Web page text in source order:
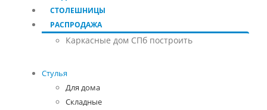
СТОЛЕШНИЦЫ
РАСПРОДАЖА
Каркасные дом СПб построить
Стулья
Для дома
Складные